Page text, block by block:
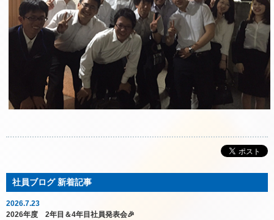
2026.7.23
2026年度 2年目＆4年目社員発表会🎉